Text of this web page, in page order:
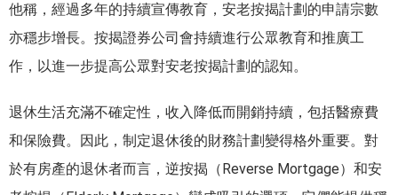
他稱，經過多年的持續宣傳教育，安老按揭計劃的申請宗數
亦穩步增長。按揭證券公司會持續進行公眾教育和推廣工
作，以進一步提高公眾對安老按揭計劃的認知。
退休生活充滿不確定性，收入降低而開銷持續，包括醫療費
和保險費。因此，制定退休後的財務計劃變得格外重要。對
於有房產的退休者而言，逆按揭（Reverse Mortgage）和安